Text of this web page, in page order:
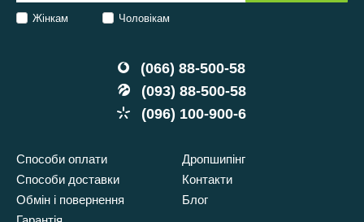
(066) 88-500-58
(093) 88-500-58
(096) 100-900-6
Способи оплати
Способи доставки
Обмін і повернення
Дропшипінг
Контакти
Блог
Жінкам Чоловікам